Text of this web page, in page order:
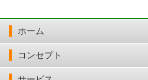
ホーム
コンセプト